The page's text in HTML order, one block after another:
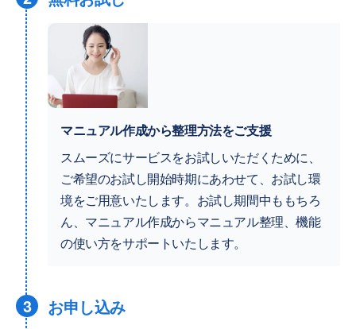
マニュアル作成から整理方法をご支援
スムーズにサービスをお試しいただくために、
ご希望のお試し開始時期にあわせて、お試し環
境をご用意いたします。お試し期間中ももちろ
ん、マニュアル作成からマニュアル整理、機能
の使い方をサポートいたします。
3 お申し込み